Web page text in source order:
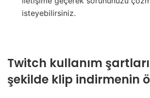
isteyebilirsiniz.
Twitch kullanım
şekilde klip indirmenin